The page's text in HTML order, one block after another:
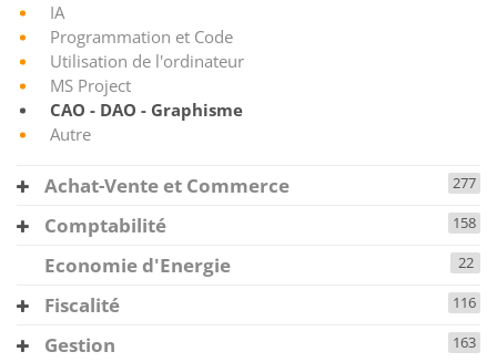
IA
Programmation et Code
Utilisation de l'ordinateur
MS Project
CAO - DAO - Graphisme
Autre
Achat-Vente et Commerce 277
Comptabilité 158
Economie d'Energie 22
Fiscalité 116
Gestion 163